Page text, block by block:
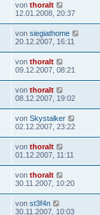
von thoralt
12.01.2008, 20:37
von siegiathome
20.12.2007, 16:11
von thoralt
09.12.2007, 08:21
von thoralt
08.12.2007, 19:02
von Skystalker
02.12.2007, 23:22
von thoralt
01.12.2007, 11:11
von thoralt
30.11.2007, 10:20
von st3f4n
30.11.2007, 10:03